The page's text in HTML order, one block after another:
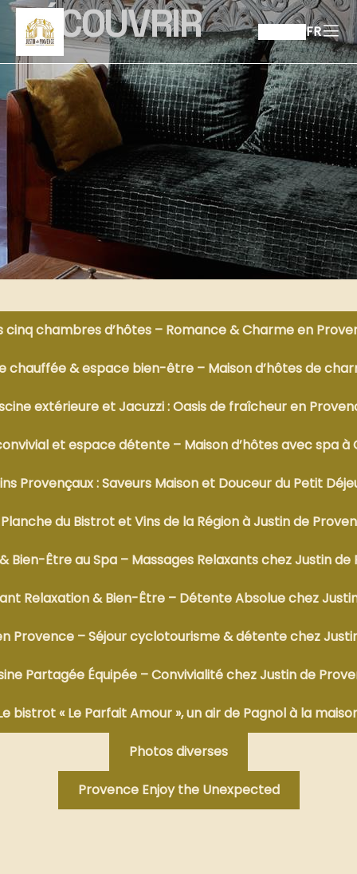
FR
DÉCOUVRIR
cinq chambres d’hôtes – Romance & Charme en
chauffée & espace bien-être – Maison d’hôtes de
extérieure et Jacuzzi : Oasis de fraîcheur en
et espace détente – Maison d’hôtes avec spa à
Provençaux : Saveurs Maison et Douceur du Petit
du Bistrot et Vins de la Région à Justin de
Bien-Être au Spa – Massages Relaxants chez Justin de
Relaxation & Bien-Être – Détente Absolue chez
Provence – Séjour cyclotourisme & détente chez
Partagée Équipée – Convivialité chez Justin de
bistrot « Le Parfait Amour », un air de Pagnol à la
Photos diverses
Provence Enjoy the Unexpected